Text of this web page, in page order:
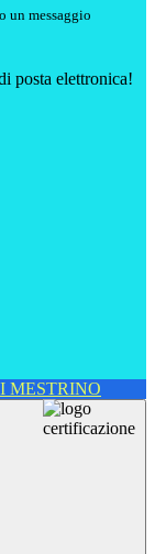
un messaggio
posta elettronica!